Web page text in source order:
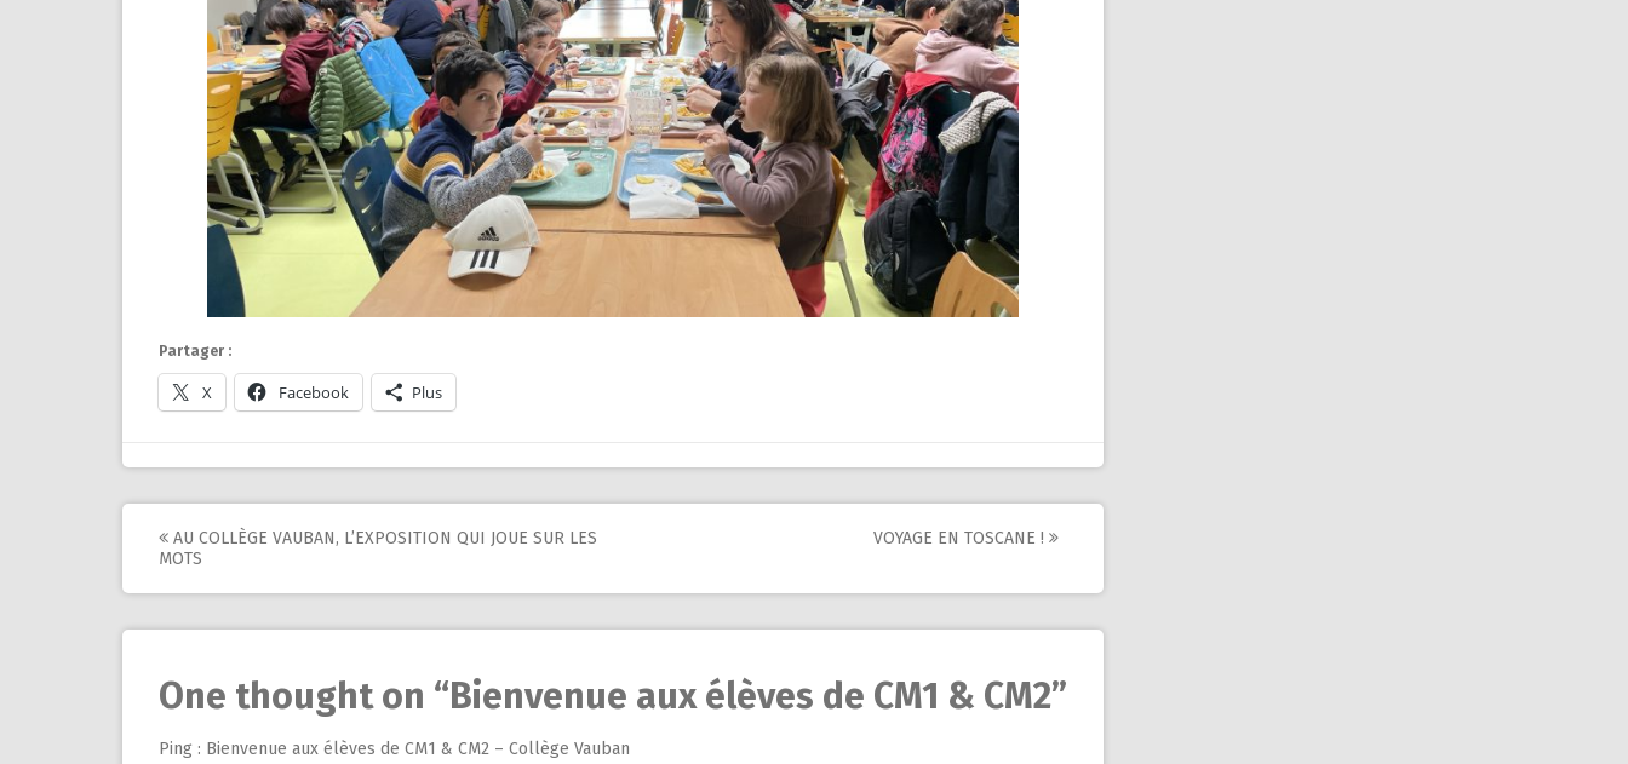
Partager :
X Facebook Plus
Post
AU COLLÈGE VAUBAN, L’EXPOSITION QUI JOUE SUR LES
MOTS
VOYAGE EN TOSCANE !
One thought on “Bienvenue aux élèves de CM1 & CM2”
Ping : Bienvenue aux élèves de CM1 & CM2 – Collège Vauban